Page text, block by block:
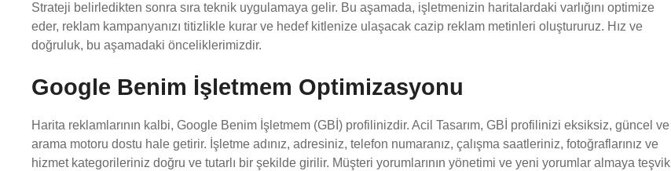
Strateji belirledikten sonra sıra teknik uygulamaya gelir. Bu aşamada, işletmenizin haritalardaki varlığını optimize
eder, reklam kampanyanızı titizlikle kurar ve hedef kitlenize ulaşacak cazip reklam metinleri oluştururuz. Hız ve
doğruluk, bu aşamadaki önceliklerimizdir.
Google Benim İşletmem Optimizasyonu
Harita reklamlarının kalbi, Google Benim İşletmem (GBİ) profilinizdir. Acil Tasarım, GBİ profilinizi eksiksiz, güncel ve
arama motoru dostu hale getirir. İşletme adınız, adresiniz, telefon numaranız, çalışma saatleriniz, fotoğraflarınız ve
hizmet kategorileriniz doğru ve tutarlı bir şekilde girilir. Müşteri yorumlarının yönetimi ve yeni yorumlar almaya teşvik